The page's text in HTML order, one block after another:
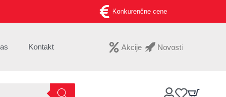
Konkurenčne cene
Kontakt Akcije Novosti